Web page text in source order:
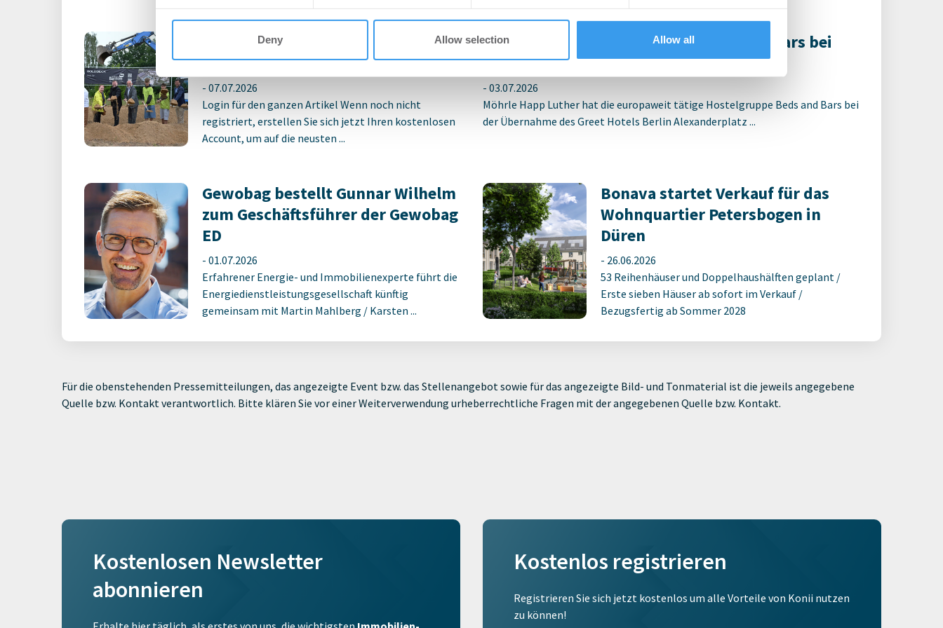
Deny Allow selection Allow all
Erster Spatenstich für neuen
Schulcampus Eberswalde-Finow
- 07.07.2026
Login für den ganzen Artikel Wenn noch nicht
registriert, erstellen Sie sich jetzt Ihren kostenlosen
Account, um auf die neusten ...
MÖHRLE HAPP LUTHER berät Beds and Bars bei
Hotelübernahme am Alexanderplatz
- 03.07.2026
Möhrle Happ Luther hat die europaweit tätige Hostelgruppe Beds and Bars bei
der Übernahme des Greet Hotels Berlin Alexanderplatz ...
Gewobag bestellt Gunnar Wilhelm
zum Geschäftsführer der Gewobag
ED
- 01.07.2026
Erfahrener Energie- und Immobilienexperte führt die
Energiedienstleistungsgesellschaft künftig
gemeinsam mit Martin Mahlberg / Karsten ...
Bonava startet Verkauf für das
Wohnquartier Petersbogen in
Düren
- 26.06.2026
53 Reihenhäuser und Doppelhaushälften geplant /
Erste sieben Häuser ab sofort im Verkauf /
Bezugsfertig ab Sommer 2028
Für die obenstehenden Pressemitteilungen, das angezeigte Event bzw. das Stellenangebot sowie für das angezeigte Bild- und Tonmaterial ist die jeweils angegebene
Quelle bzw. Kontakt verantwortlich. Bitte klären Sie vor einer Weiterverwendung urheberrechtliche Fragen mit der angegebenen Quelle bzw. Kontakt.
Kostenlosen Newsletter
abonnieren
Kostenlos registrieren
Registrieren Sie sich jetzt kostenlos um alle Vorteile von Konii nutzen
zu können!